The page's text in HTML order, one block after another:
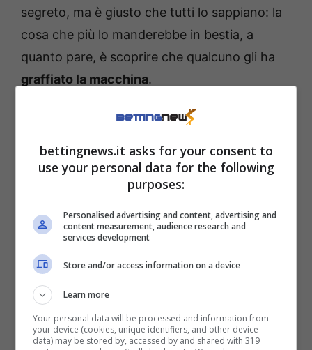
segreto, ma è giusto che tutti lo sappiano: la
cosa che più lo manderebbe in bestia, a
quanto pare, è scoprire che qualcuno gli ha
graffiato la macchina.
Solo una cosa può fare
impazzire Sinner per
davvero
“Sarei davvero, davvero arrabbiato”, ha detto
Sinner, come riferisce Fanpage, quando gli è
stata prospettata l’ipotesi che possa
accadere ciò che proprio, a quanto pare, non
tollererebbe.
bettingnews.it asks for your consent to
use your personal data for the following
purposes:
Personalised advertising and content, advertising and
content measurement, audience research and
services development
Store and/or access information on a device
Learn more
Your personal data will be processed and information from
your device (cookies, unique identifiers, and other device
data) may be stored by, accessed by and shared with 319